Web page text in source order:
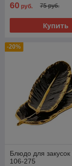
60 руб. 75 руб.
Купить
-20%
Блюдо для
106-275